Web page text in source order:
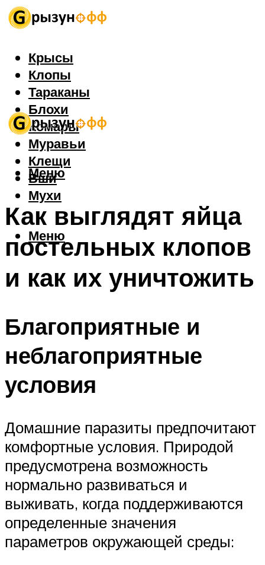
Крысы
Клопы
Тараканы
Блохи
Комары
Муравьи
Клещи
Вши
Мухи
Меню
Меню
Как выглядят яйца
постельных клопов
и как их уничтожить
Благоприятные и
неблагоприятные
условия
Домашние паразиты предпочитают
комфортные условия. Природой
предусмотрена возможность
нормально развиваться и
выживать, когда поддерживаются
определенные значения
параметров окружающей среды: